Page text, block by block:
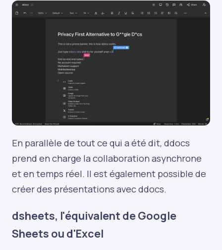
En parallèle de tout ce qui a été dit, ddocs
prend en charge la collaboration asynchrone
et en temps réel. Il est également possible de
créer des présentations avec ddocs.
dsheets, l'équivalent de Google
Sheets ou d'Excel